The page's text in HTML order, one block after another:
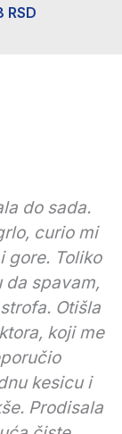
RSDTrenutna
do sada.
curio mi
gore. Toliko
da spavam,
Otišla
koji me
kesicu i
Prodisala